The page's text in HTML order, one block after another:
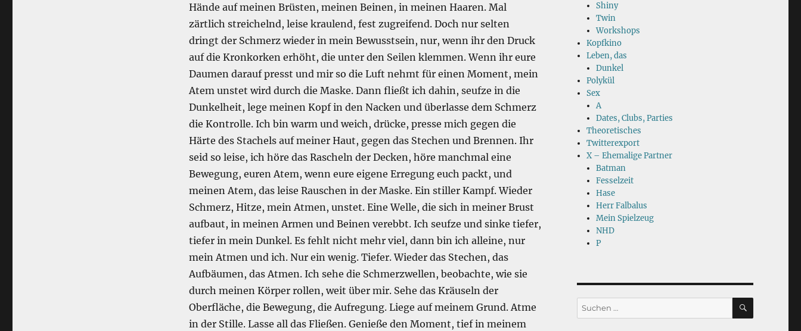
Hände auf meinen Brüsten, meinen Beinen, in meinen Haaren. Mal
zärtlich streichelnd, leise kraulend, fest zugreifend. Doch nur selten
dringt der Schmerz wieder in mein Bewusstsein, nur, wenn ihr den Druck
auf die Kronkorken erhöht, die unter den Seilen klemmen. Wenn ihr eure
Daumen darauf presst und mir so die Luft nehmt für einen Moment, mein
Atem unstet wird durch die Maske. Dann fließt ich dahin, seufze in die
Dunkelheit, lege meinen Kopf in den Nacken und überlasse dem Schmerz
die Kontrolle. Ich bin warm und weich, drücke, presse mich gegen die
Härte des Stachels auf meiner Haut, gegen das Stechen und Brennen. Ihr
seid so leise, ich höre das Rascheln der Decken, höre manchmal eine
Bewegung, euren Atem, wenn eure eigene Erregung euch packt, und
meinen Atem, das leise Rauschen in der Maske. Ein stiller Kampf. Wieder
Schmerz, Hitze, mein Atmen, unstet. Eine Welle, die sich in meiner Brust
aufbaut, in meinen Armen und Beinen verebbt. Ich seufze und sinke tiefer,
tiefer in mein Dunkel. Es fehlt nicht mehr viel, dann bin ich alleine, nur
mein Atmen und ich. Nur ein wenig. Tiefer. Wieder das Stechen, das
Aufbäumen, das Atmen. Ich sehe die Schmerzwellen, beobachte, wie sie
durch meinen Körper rollen, weit über mir. Sehe das Kräuseln der
Oberfläche, die Bewegung, die Aufregung. Liege auf meinem Grund. Atme
in der Stille. Lasse all das Fließen. Genieße den Moment, tief in meinem
Shiny
Twin
Workshops
Kopfkino
Leben, das
Dunkel
Polykül
Sex
A
Dates, Clubs, Parties
Theoretisches
Twitterexport
X – Ehemalige Partner
Batman
Fesselzeit
Hase
Herr Falbalus
Mein Spielzeug
NHD
P
Suchen
nach:
SUCHEN